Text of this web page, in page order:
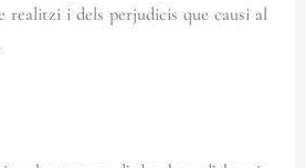
realitzi i dels perjudicis que causi al